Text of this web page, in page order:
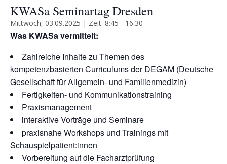
KWASa Seminartag Dresden
Mittwoch, 03.09.2025 | Zeit: 8:45 - 16:30
Was KWASa vermittelt:
Zahlreiche Inhalte zu Themen des
kompetenzbasierten Curriculums der DEGAM (Deutsche
Gesellschaft für Allgemein- und Familienmedizin)
Fertigkeiten- und Kommunikationstraining
Praxismanagement
interaktive Vorträge und Seminare
praxisnahe Workshops und Trainings mit
Schauspielpatient:innen
Vorbereitung auf die Facharztprüfung